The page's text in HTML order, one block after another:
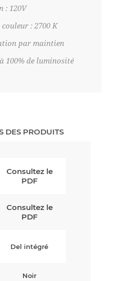
: 120V
: 2700 K
par maintien
100% de luminosité
DES PRODUITS
Consultez le
PDF
Consultez le
PDF
Del intégré
Noir